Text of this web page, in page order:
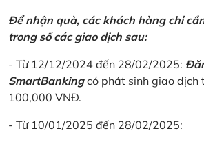
Để nhận quà, các khách hàng chỉ
trong số các giao dịch sau:
- Từ 12/12/2024 đến 28/02/2025:
SmartBankingcó phát sinh giao dịch
100,000 VNĐ.
- Từ 10/01/2025 đến 28/02/2025: